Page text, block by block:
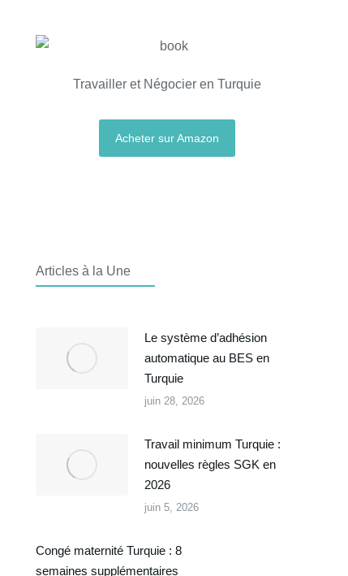
Travailler et Négocier en Turquie
Acheter sur Amazon
Articles à la Une
Le système d’adhésion
automatique au BES en
Turquie
juin 28, 2026
Travail minimum Turquie :
nouvelles règles SGK en
2026
juin 5, 2026
Congé maternité Turquie : 8
semaines supplémentaires